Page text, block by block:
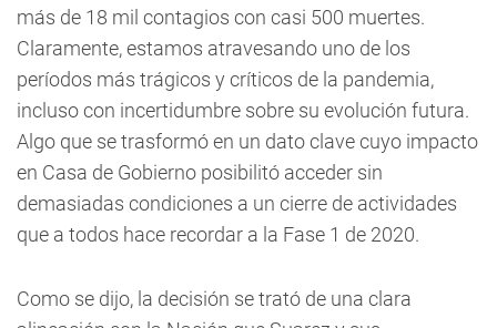
más de 18 mil contagios con casi 500 muertes.
Claramente, estamos atravesando uno de los
períodos más trágicos y críticos de la pandemia,
incluso con incertidumbre sobre su evolución futura.
Algo que se trasformó en un dato clave cuyo impacto
en Casa de Gobierno posibilitó acceder sin
demasiadas condiciones a un cierre de actividades
que a todos hace recordar a la Fase 1 de 2020.
Como se dijo, la decisión se trató de una clara